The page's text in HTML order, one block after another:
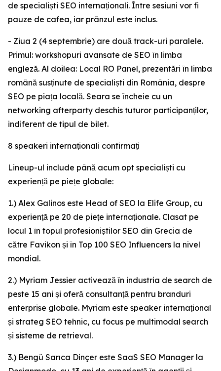
de specialiști SEO internaționali. Între sesiuni vor fi
pauze de cafea, iar prânzul este inclus.
- Ziua 2 (4 septembrie) are două track-uri paralele.
Primul: workshopuri avansate de SEO în limba
engleză. Al doilea: Local RO Panel, prezentări în limba
română susținute de specialiști din România, despre
SEO pe piața locală. Seara se încheie cu un
networking afterparty deschis tuturor participanților,
indiferent de tipul de bilet.
8 speakeri internaționali confirmați
Lineup-ul include până acum opt specialiști cu
experiență pe piețe globale:
1.) Alex Galinos este Head of SEO la Elife Group, cu
experiență pe 20 de piețe internaționale. Clasat pe
locul 1 în topul profesioniștilor SEO din Grecia de
către Favikon și în Top 100 SEO Influencers la nivel
mondial.
2.) Myriam Jessier activează în industria de search de
peste 15 ani și oferă consultanță pentru branduri
enterprise globale. Myriam este speaker internațional
și strateg SEO tehnic, cu focus pe multimodal search
și sisteme de retrieval.
3.) Bengü Sarıca Dinçer este SaaS SEO Manager la